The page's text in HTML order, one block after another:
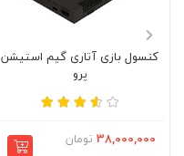
کنسول بازی آتاری گیم استیشن
پرو
38,000,000 تومان